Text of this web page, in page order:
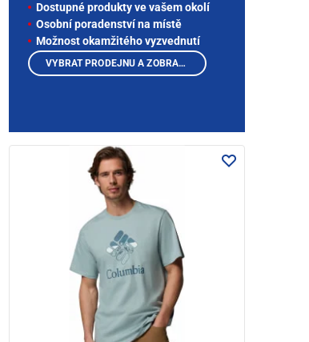
Dostupné produkty ve vašem okolí
Osobní poradenství na místě
Možnost okamžitého vyzvednutí
VYBRAT PRODEJNU A ZOBRAZIT PRODUKTY